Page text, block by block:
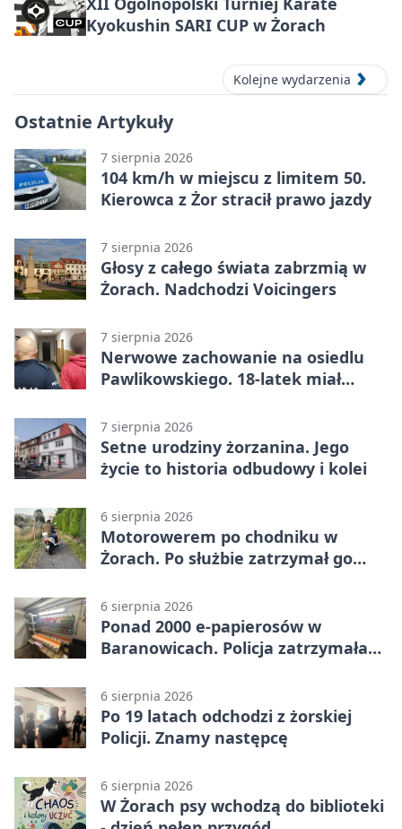
Kyokushin SARI CUP w Żorach
Kolejne wydarzenia
Ostatnie Artykuły
7 sierpnia 2026
104 km/h w miejscu z limitem 50.
Kierowca z Żor stracił prawo jazdy
7 sierpnia 2026
Głosy z całego świata zabrzmią w
Żorach. Nadchodzi Voicingers
7 sierpnia 2026
Nerwowe zachowanie na osiedlu
Pawlikowskiego. 18-latek miał
7 sierpnia 2026
Setne urodziny żorzanina. Jego
życie to historia odbudowy i kolei
6 sierpnia 2026
Motorowerem po chodniku w
Żorach. Po służbie zatrzymał go
6 sierpnia 2026
Ponad 2000 e-papierosów w
Baranowicach. Policja zatrzymała
6 sierpnia 2026
Po 19 latach odchodzi z żorskiej
Policji. Znamy następcę
6 sierpnia 2026
W Żorach psy wchodzą do biblioteki